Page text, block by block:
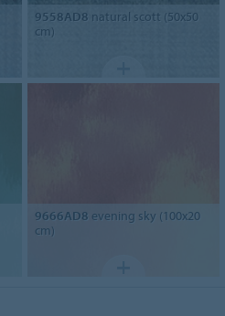
9558AD8 natural scott (50x50
cm)
9666AD8 evening sky (100x20
cm)